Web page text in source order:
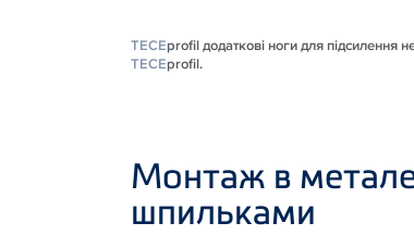
TECEprofil додаткові ноги для підсилення
TECEprofil.
Монтаж в
шпильками